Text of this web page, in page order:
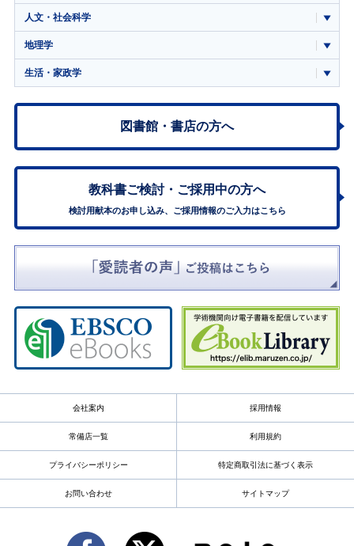
人文・社会科学
地理学
生活・家政学
図書館・書店の方へ
教科書ご検討・ ご採用中の方へ
検討用献本のお申し込み、ご採用情報のご入力はこちら
会社案内 採用情報
常備店一覧 利用規約
プライバシーポリシー 特定商取引法に基づく表示
お問い合わせ サイトマップ